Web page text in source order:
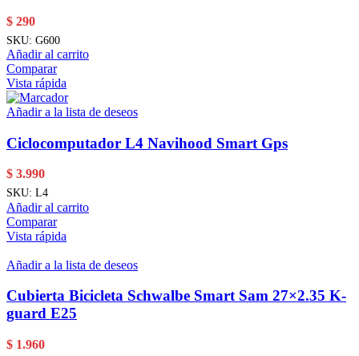
$ 290
SKU: G600
Añadir al carrito
Comparar
Vista rápida
Añadir a la lista de deseos
Ciclocomputador L4 Navihood Smart Gps
$ 3.990
SKU: L4
Añadir al carrito
Comparar
Vista rápida
Añadir a la lista de deseos
Cubierta Bicicleta Schwalbe Smart Sam 27×2.35 K-
guard E25
$ 1.960